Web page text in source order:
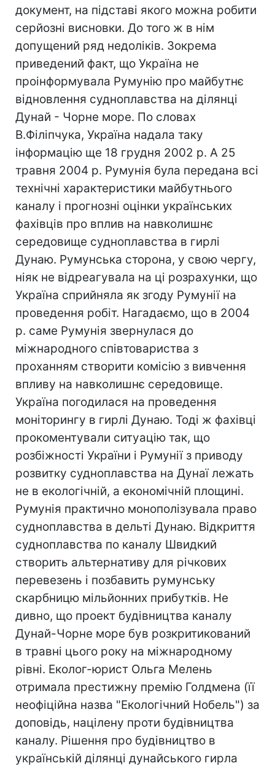
документ, на підставі якого можна робити
серйозні висновки. До того ж в нім
допущений ряд недоліків. Зокрема
приведений факт, що Україна не
проінформувала Румунію про майбутнє
відновлення судноплавства на ділянці
Дунай - Чорне море. По словах
В.Філіпчука, Україна надала таку
інформацію ще 18 грудня 2002 р. А 25
травня 2004 р. Румунія була передана всі
технічні характеристики майбутнього
каналу і прогнозні оцінки українських
фахівців про вплив на навколишнє
середовище судноплавства в гирлі
Дунаю. Румунська сторона, у свою чергу,
ніяк не відреагувала на ці розрахунки, що
Україна сприйняла як згоду Румунії на
проведення робіт. Нагадаємо, що в 2004
р. саме Румунія звернулася до
міжнародного співтовариства з
проханням створити комісію з вивчення
впливу на навколишнє середовище.
Україна погодилася на проведення
моніторингу в гирлі Дунаю. Тоді ж фахівці
прокоментували ситуацію так, що
розбіжності України і Румунії з приводу
розвитку судноплавства на Дунаї лежать
не в екологічній, а економічній площині.
Румунія практично монополізувала право
судноплавства в дельті Дунаю. Відкриття
судноплавства по каналу Швидкий
створить альтернативу для річкових
перевезень і позбавить румунську
скарбницю мільйонних прибутків. Не
дивно, що проект будівництва каналу
Дунай-Чорне море був розкритикований
в травні цього року на міжнародному
рівні. Еколог-юрист Ольга Мелень
отримала престижну премію Голдмена (її
неофіційна назва "Екологічний Нобель") за
доповідь, націлену проти будівництва
каналу. Рішення про будівництво в
українській ділянці дунайського гирла